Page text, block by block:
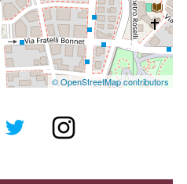
© OpenStreetMap contributors